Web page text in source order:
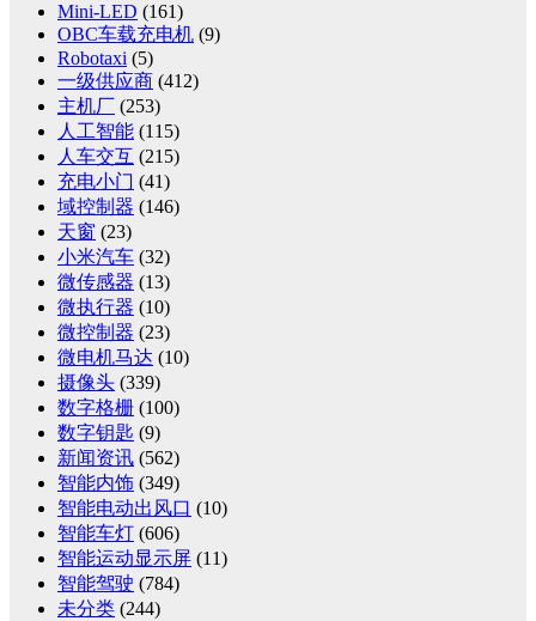
Mini-LED (161)
OBC车载充电机 (9)
Robotaxi (5)
一级供应商 (412)
主机厂 (253)
人工智能 (115)
人车交互 (215)
充电小门 (41)
域控制器 (146)
天窗 (23)
小米汽车 (32)
微传感器 (13)
微执行器 (10)
微控制器 (23)
微电机马达 (10)
摄像头 (339)
数字格栅 (100)
数字钥匙 (9)
新闻资讯 (562)
智能内饰 (349)
智能电动出风口 (10)
智能车灯 (606)
智能运动显示屏 (11)
智能驾驶 (784)
未分类 (244)